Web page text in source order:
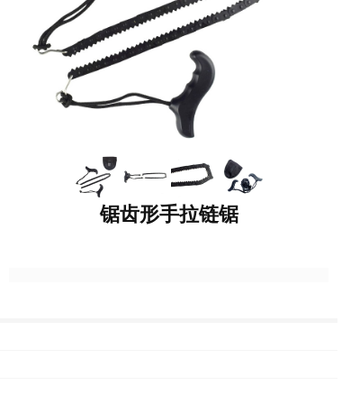
锯齿形手拉链锯